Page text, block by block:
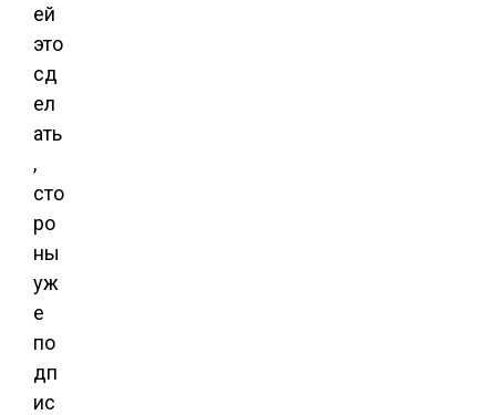
ей
это
сд
ел
ать
,
сто
ро
ны
уж
е
по
дп
ис